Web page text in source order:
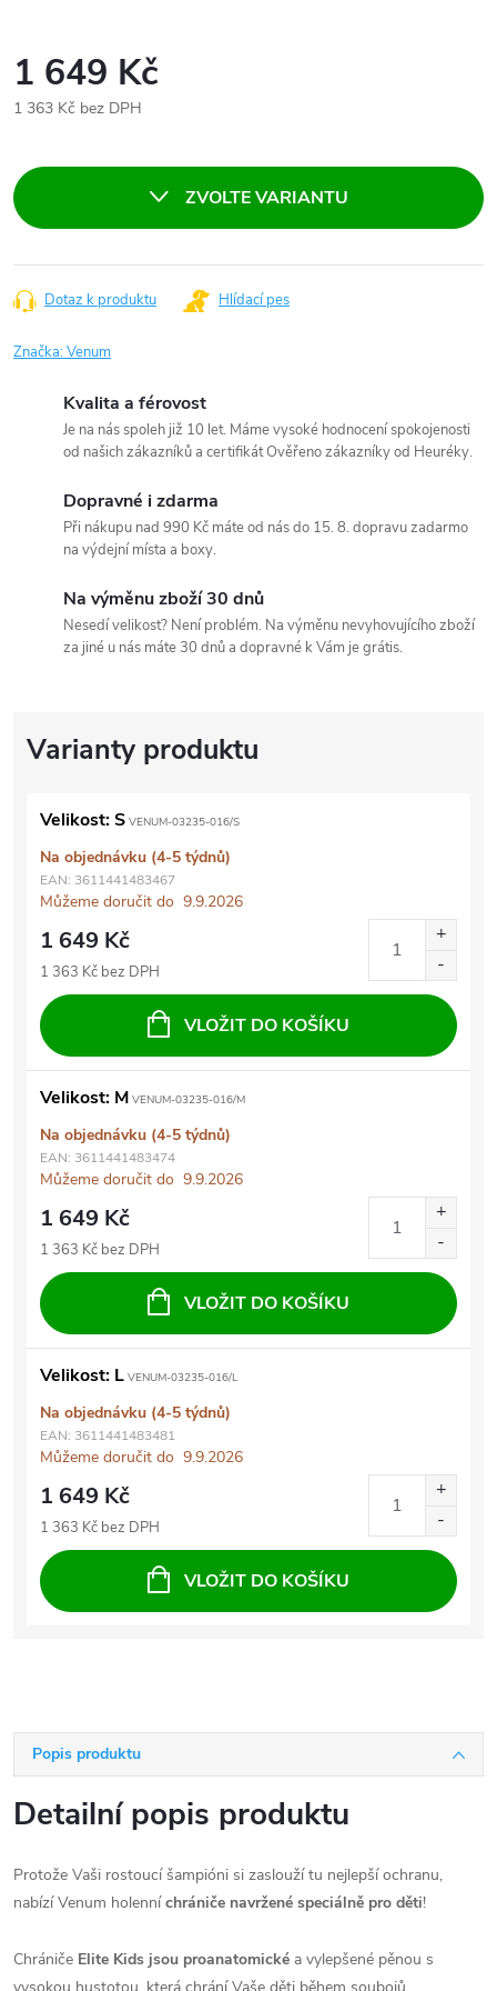
1 649 Kč
1 363 Kč bez DPH
ZVOLTE VARIANTU
Dotaz k produktu Hlídací pes
Značka:Venum
Kvalita a férovost
Je na nás spoleh již 10 let. Máme vysoké hodnocení spokojenosti
od našich zákazníků a certifikát Ověřeno zákazníky od Heuréky.
Dopravné i zdarma
Při nákupu nad 990 Kč máte od nás do 15. 8. dopravu zadarmo
na výdejní místa a boxy.
Na výměnu zboží 30 dnů
Nesedí velikost? Není problém. Na výměnu nevyhovujícího zboží
za jiné u nás máte 30 dnů a dopravné k Vám je grátis.
Velikost: S VENUM-03235-016/S
Na objednávku (4-5 týdnů)
EAN: 3611441483467
Můžeme doručit do 9.9.2026
1 649 Kč
1 363 Kč bez DPH
VLOŽIT DO KOŠÍKU
Velikost: M VENUM-03235-016/M
Na objednávku (4-5 týdnů)
EAN: 3611441483474
Můžeme doručit do 9.9.2026
1 649 Kč
1 363 Kč bez DPH
VLOŽIT DO KOŠÍKU
Velikost: L VENUM-03235-016/L
Na objednávku (4-5 týdnů)
EAN: 3611441483481
Můžeme doručit do 9.9.2026
1 649 Kč
1 363 Kč bez DPH
VLOŽIT DO KOŠÍKU
Popis produktu
Detailní popis produktu
Protože Vaši rostoucí šampióni si zaslouží tu nejlepší ochranu,
nabízí Venum holenníchrániče navržené speciálně pro děti!
Chrániče Elite Kids jsou proanatomické a vylepšené pěnou s